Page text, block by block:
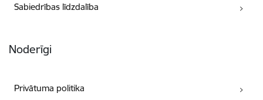
Sabiedrības līdzdalība
Noderīgi
Privātuma politika